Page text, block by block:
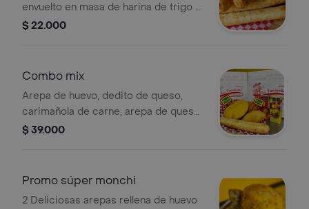
envuelto en masa de harina de trigo +
una bebida a disposición del
$ 22.000
Combo mix
Arepa de huevo, dedito de queso,
carimañola de carne, arepa de queso
y 2 bebidas de acuerdo a la
$ 39.000
Promo súper monchi
2 Deliciosas arepas rellena de huevo